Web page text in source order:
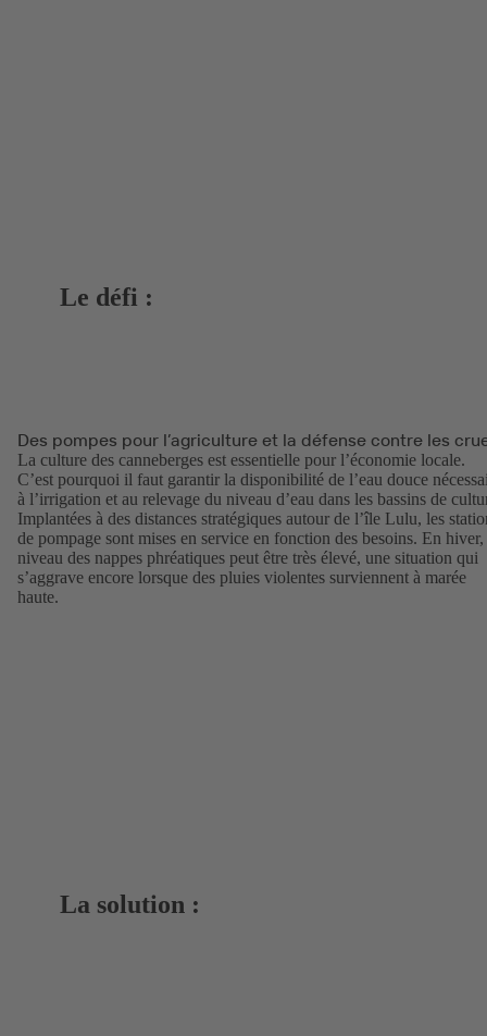
Le défi :
Des pompes pour l’agriculture et la défense contre les
La culture des canneberges est essentielle pour l’économie locale.
C’est pourquoi il faut garantir la disponibilité de l’eau douce
à l’irrigation et au relevage du niveau d’eau dans les bassins de
Implantées à des distances stratégiques autour de l’île Lulu, les
de pompage sont mises en service en fonction des besoins. En
niveau des nappes phréatiques peut être très élevé, une situation qui
s’aggrave encore lorsque des pluies violentes surviennent à marée
haute.
La solution :